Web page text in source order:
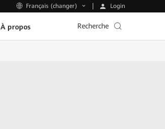
Français (changer) Login
À propos Recherche